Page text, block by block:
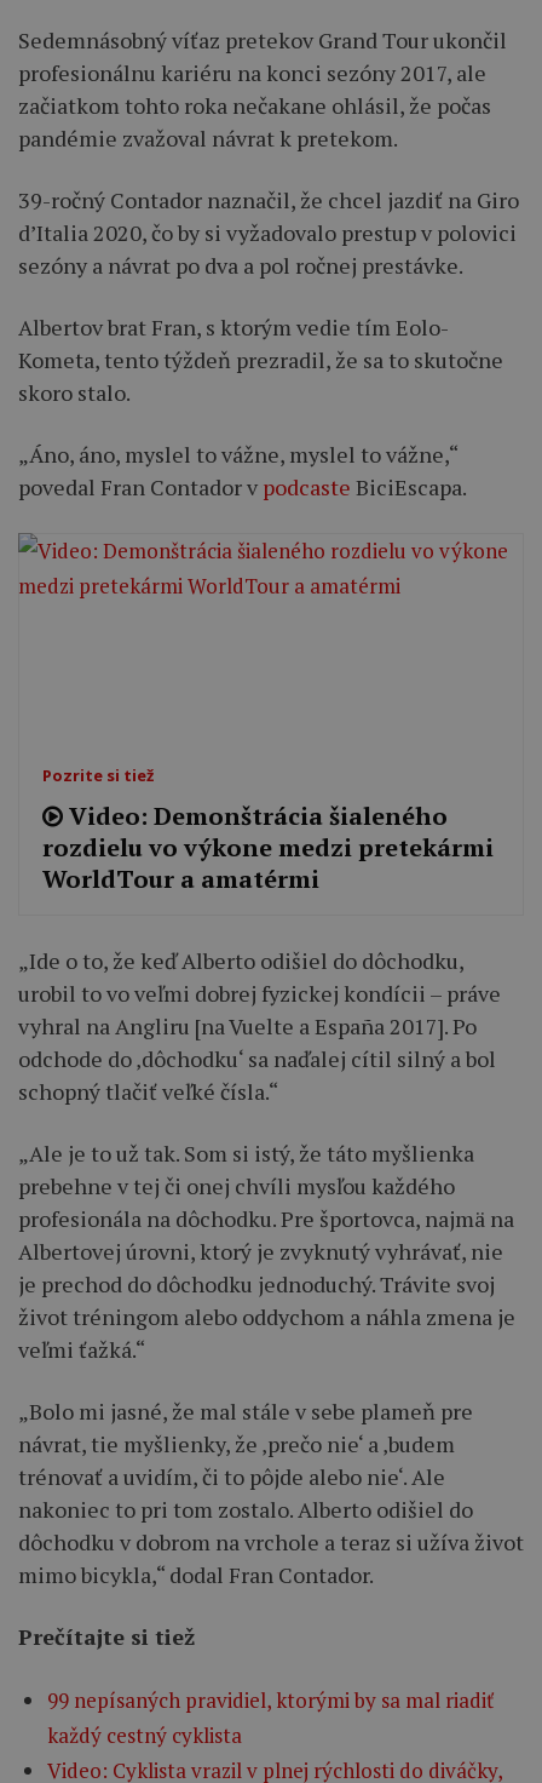
Sedemnásobný víťaz pretekov Grand Tour ukončil
profesionálnu kariéru na konci sezóny 2017, ale
začiatkom tohto roka nečakane ohlásil, že počas
pandémie zvažoval návrat k pretekom.
39-ročný Contador naznačil, že chcel jazdiť na Giro
d’Italia 2020, čo by si vyžadovalo prestup v polovici
sezóny a návrat po dva a pol ročnej prestávke.
Albertov brat Fran, s ktorým vedie tím Eolo-
Kometa, tento týždeň prezradil, že sa to skutočne
skoro stalo.
„Áno, áno, myslel to vážne, myslel to vážne,“
povedal Fran Contador v podcaste BiciEscapa.
Pozrite si tiež
Video: Demonštrácia šialeného
rozdielu vo výkone medzi pretekármi
WorldTour a amatérmi
„Ide o to, že keď Alberto odišiel do dôchodku,
urobil to vo veľmi dobrej fyzickej kondícii – práve
vyhral na Angliru [na Vuelte a España 2017]. Po
odchode do ‚dôchodku‘ sa naďalej cítil silný a bol
schopný tlačiť veľké čísla.“
„Ale je to už tak. Som si istý, že táto myšlienka
prebehne v tej či onej chvíli mysľou každého
profesionála na dôchodku. Pre športovca, najmä na
Albertovej úrovni, ktorý je zvyknutý vyhrávať, nie
je prechod do dôchodku jednoduchý. Trávite svoj
život tréningom alebo oddychom a náhla zmena je
veľmi ťažká.“
„Bolo mi jasné, že mal stále v sebe plameň pre
návrat, tie myšlienky, že ‚prečo nie‘ a ‚budem
trénovať a uvidím, či to pôjde alebo nie‘. Ale
nakoniec to pri tom zostalo. Alberto odišiel do
dôchodku v dobrom na vrchole a teraz si užíva život
mimo bicykla,“ dodal Fran Contador.
Prečítajte si tiež
99 nepísaných pravidiel, ktorými by sa mal riadiť
každý cestný cyklista
Video: Cyklista vrazil v plnej rýchlosti do diváčky,